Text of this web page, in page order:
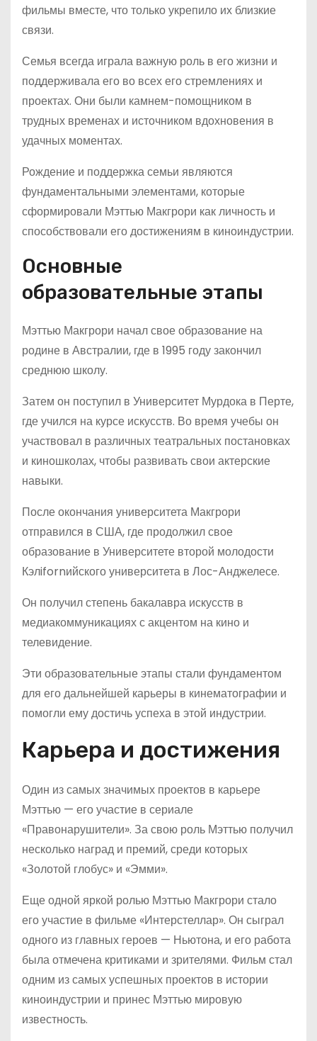
фильмы вместе, что только укрепило их близкие
связи.
Семья всегда играла важную роль в его жизни и
поддерживала его во всех его стремлениях и
проектах. Они были камнем-помощником в
трудных временах и источником вдохновения в
удачных моментах.
Рождение и поддержка семьи являются
фундаментальными элементами, которые
сформировали Мэттью Макгрори как личность и
способствовали его достижениям в киноиндустрии.
Основные
образовательные этапы
Мэттью Макгрори начал свое образование на
родине в Австралии, где в 1995 году закончил
среднюю школу.
Затем он поступил в Университет Мурдока в Перте,
где учился на курсе искусств. Во время учебы он
участвовал в различных театральных постановках
и киношколах, чтобы развивать свои актерские
навыки.
После окончания университета Макгрори
отправился в США, где продолжил свое
образование в Университете второй молодости
Кэлifornийского университета в Лос-Анджелесе.
Он получил степень бакалавра искусств в
медиакоммуникациях с акцентом на кино и
телевидение.
Эти образовательные этапы стали фундаментом
для его дальнейшей карьеры в кинематографии и
помогли ему достичь успеха в этой индустрии.
Карьера и достижения
Один из самых значимых проектов в карьере
Мэттью — его участие в сериале
«Правонарушители». За свою роль Мэттью получил
несколько наград и премий, среди которых
«Золотой глобус» и «Эмми».
Еще одной яркой ролью Мэттью Макгрори стало
его участие в фильме «Интерстеллар». Он сыграл
одного из главных героев — Ньютона, и его работа
была отмечена критиками и зрителями. Фильм стал
одним из самых успешных проектов в истории
киноиндустрии и принес Мэттью мировую
известность.